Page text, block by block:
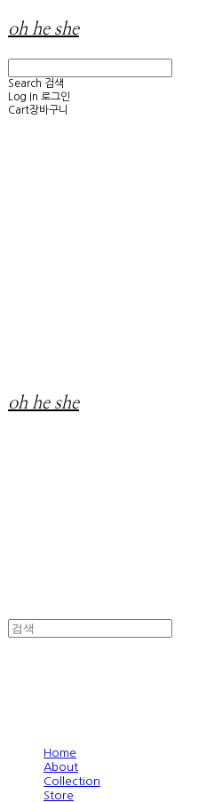
oh he she
Search 검색
Log In 로그인
Cart장바구니
oh he she
Home
About
Collection
Store